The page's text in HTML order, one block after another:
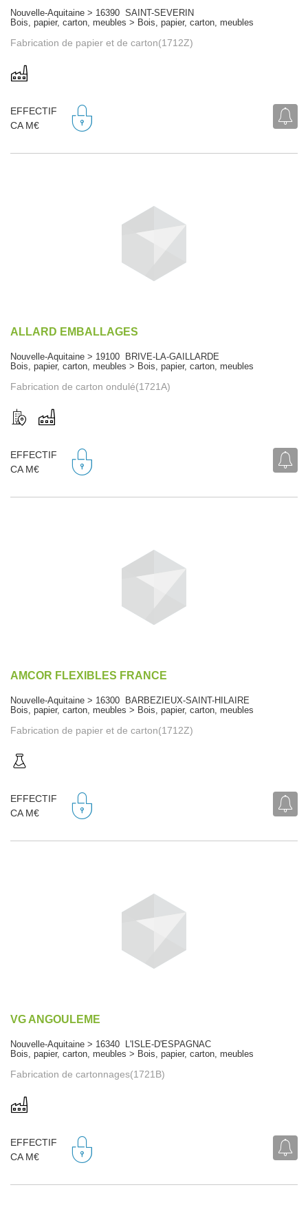
Nouvelle-Aquitaine > 16390 SAINT-SEVERIN
Bois, papier, carton, meubles > Bois, papier, carton, meubles
Fabrication de papier et de carton(1712Z)
EFFECTIF
CA M€
ALLARD EMBALLAGES
Nouvelle-Aquitaine > 19100 BRIVE-LA-GAILLARDE
Bois, papier, carton, meubles > Bois, papier, carton, meubles
Fabrication de carton ondulé(1721A)
EFFECTIF
CA M€
AMCOR FLEXIBLES FRANCE
Nouvelle-Aquitaine > 16300 BARBEZIEUX-SAINT-HILAIRE
Bois, papier, carton, meubles > Bois, papier, carton, meubles
Fabrication de papier et de carton(1712Z)
EFFECTIF
CA M€
VG ANGOULEME
Nouvelle-Aquitaine > 16340 L'ISLE-D'ESPAGNAC
Bois, papier, carton, meubles > Bois, papier, carton, meubles
Fabrication de cartonnages(1721B)
EFFECTIF
CA M€